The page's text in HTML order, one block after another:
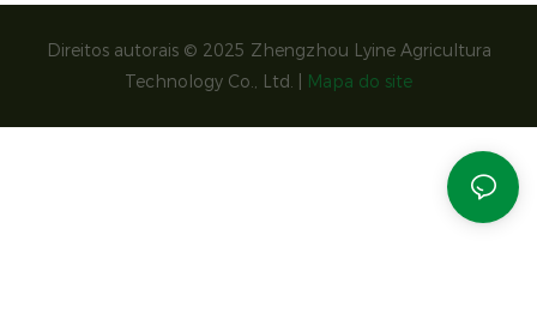
Direitos autorais © 2025 Zhengzhou Lyine Agricultura
Technology Co., Ltd. |
Mapa do site